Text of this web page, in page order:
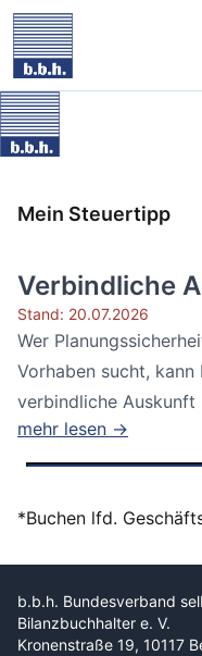
Mein Steuertipp
Verbindliche
Stand: 20.07.2026
Wer
Vorhaben sucht,
verbindliche Auskunft
Bundesfinanzhof...
mehr lesen →
*Buchen lfd.
b.b.h. Bundesverband
Bilanzbuchhalter e. V.
Kronenstraße 19, 10117